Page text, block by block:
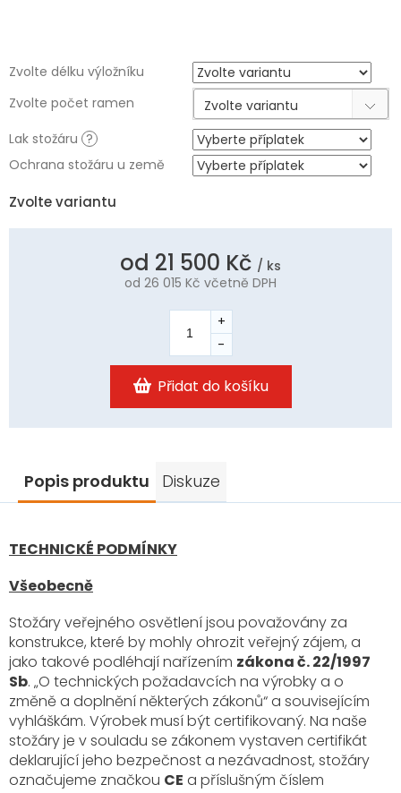
Zvolte variantu
Zvolte délku výložníku
Zvolte počet ramen
Zvolte variantu
Lak stožáru ?
Ochrana stožáru u země
od 21 500 Kč / ks
od 26 015 Kč včetně DPH
cena:
Přidat do košíku
Popis produktu Diskuze
TECHNICKÉ PODMÍNKY
Všeobecně
Stožáry veřejného osvětlení jsou považovány za
konstrukce, které by mohly ohrozit veřejný zájem, a
jako takové podléhají nařízením zákona č. 22/1997
Sb. „O technických požadavcích na výrobky a o
změně a doplnění některých zákonů“ a souvisejícím
vyhláškám. Výrobek musí být certifikovaný. Na naše
stožáry je v souladu se zákonem vystaven certifikát
deklarující jeho bezpečnost a nezávadnost, stožáry
označujeme značkou CE a příslušným číslem